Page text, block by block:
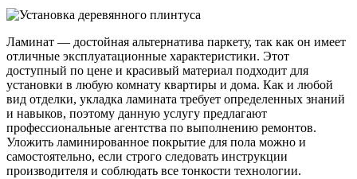
Ламинат — достойная альтернатива паркету, так как он имеет
отличные эксплуатационные характеристики. Этот
доступный по цене и красивый материал подходит для
установки в любую комнату квартиры и дома. Как и любой
вид отделки, укладка ламината требует определенных знаний
и навыков, поэтому данную услугу предлагают
профессиональные агентства по выполнению ремонтов.
Уложить ламинированное покрытие для пола можно и
самостоятельно, если строго следовать инструкции
производителя и соблюдать все тонкости технологии.